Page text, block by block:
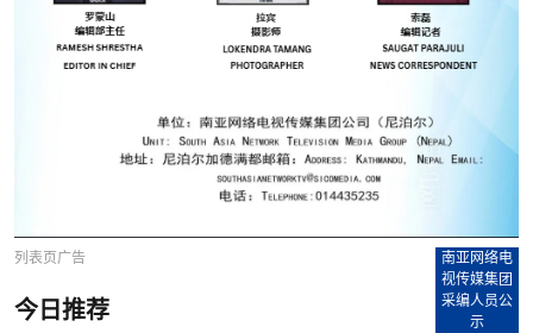
列表页广告
南亚网络电
视传媒集团
采编人员公
示
今日推荐